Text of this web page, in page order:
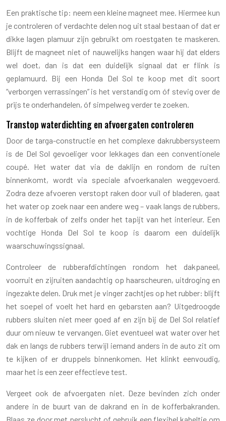
Een praktische tip: neem een kleine magneet mee. Hiermee kun
je controleren of verdachte delen nog uit staal bestaan of dat er
dikke lagen plamuur zijn gebruikt om roestgaten te maskeren.
Blijft de magneet niet of nauwelijks hangen waar hij dat elders
wel doet, dan is dat een duidelijk signaal dat er flink is
geplamuurd. Bij een Honda Del Sol te koop met dit soort
“verborgen verrassingen” is het verstandig om óf stevig over de
prijs te onderhandelen, óf simpelweg verder te zoeken.
Transtop waterdichting en afvoergaten controleren
Door de targa-constructie en het complexe dakrubbersysteem
is de Del Sol gevoeliger voor lekkages dan een conventionele
coupé. Het water dat via de daklijn en rondom de ruiten
binnenkomt, wordt via speciale afvoerkanalen weggevoerd.
Zodra deze afvoeren verstopt raken door vuil of bladeren, gaat
het water op zoek naar een andere weg – vaak langs de rubbers,
in de kofferbak of zelfs onder het tapijt van het interieur. Een
vochtige Honda Del Sol te koop is daarom een duidelijk
waarschuwingssignaal.
Controleer de rubberafdichtingen rondom het dakpaneel,
voorruit en zijruiten aandachtig op haarscheuren, uitdroging en
ingezakte delen. Druk met je vinger zachtjes op het rubber: blijft
het soepel of voelt het hard en gebarsten aan? Uitgedroogde
rubbers sluiten niet meer goed af en zijn bij de Del Sol relatief
duur om nieuw te vervangen. Giet eventueel wat water over het
dak en langs de rubbers terwijl iemand anders in de auto zit om
te kijken of er druppels binnenkomen. Het klinkt eenvoudig,
maar het is een zeer effectieve test.
Vergeet ook de afvoergaten niet. Deze bevinden zich onder
andere in de buurt van de dakrand en in de kofferbakranden.